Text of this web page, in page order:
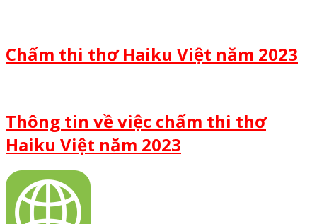
Chấm thi thơ Haiku Việt năm 2023
Thông tin về việc chấm thi thơ
Haiku Việt năm 2023